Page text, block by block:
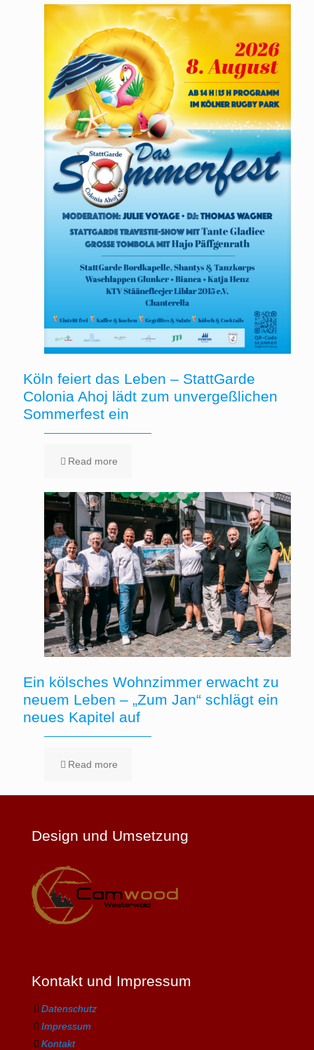
Köln feiert das Leben – StattGarde
Colonia Ahoj lädt zum unvergeßlichen
Sommerfest ein
Read more
Ein kölsches Wohnzimmer erwacht zu
neuem Leben – „Zum Jan“ schlägt ein
neues Kapitel auf
Read more
Design und Umsetzung
Kontakt und Impressum
Datenschutz
Impressum
Kontakt